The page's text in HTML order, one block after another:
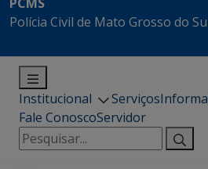
Polícia Civil de Mato Grosso do
Institucional Serviços
Fale ConoscoServidor
Pesquisar
por: